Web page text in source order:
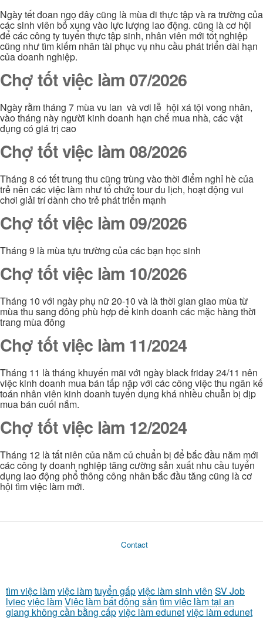
Ngày tết đoan ngọ đây cũng là mùa đi thực tập và ra trường của
các sinh viên bổ xung vào lực lượng lao động. cũng là cơ hội
để các công ty tuyển thực tập sinh, nhân viên mới tốt nghiệp
cũng như tìm kiếm nhân tài phục vụ nhu cầu phát triển dài hạn
của doanh nghiệp.
Chợ tốt việc làm 07/2026
Ngày rằm tháng 7 mùa vu lan và vơi lễ hội xá tội vong nhân,
vào tháng này người kinh doanh hạn chế mua nhà, các vật
dụng có giá trị cao
Chợ tốt việc làm 08/2026
Tháng 8 có tết trung thu cũng trùng vào thời điểm nghỉ hè của
trẻ nên các việc làm như tổ chức tour du lịch, hoạt động vui
chơi giải trí dành cho trẻ phát triển mạnh
Chợ tốt việc làm 09/2026
Tháng 9 là mùa tựu trường của các bạn học sinh
Chợ tốt việc làm 10/2026
Tháng 10 với ngày phụ nữ 20-10 và là thời gian giao mùa từ
mùa thu sang đông phù hợp để kinh doanh các mặc hàng thời
trang mùa đông
Chợ tốt việc làm 11/2024
Tháng 11 là tháng khuyến mãi với ngày black friday 24/11 nên
việc kinh doanh mua bán tấp nập với các công việc thu ngân kế
toán nhân viên kinh doanh tuyển dụng khá nhiều chuẫn bị dịp
mua bán cuối nắm.
Chợ tốt việc làm 12/2024
Tháng 12 là tất niên của năm củ chuẩn bị để bắc đầu năm mới
các công ty doanh nghiệp tăng cường sản xuất nhu cầu tuyển
dụng lao động phổ thông công nhân bắc đầu tăng cũng là cơ
hội tìm việc làm mới.
Contact
tìm việc làmviệc làmtuyển gấpviệc làm sinh viên SV Job
lviecviệc làmViệc làm bất động sản tìm việc làm tại an
giang không cần bằng cấpviệc làm edunetviệc làm edunet